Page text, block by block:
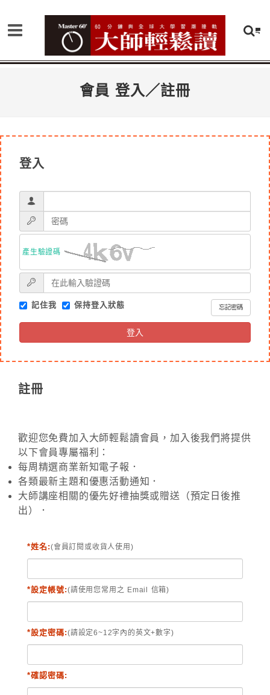
會員 登入／註冊
登入
產生驗證碼
記住我 保持登入狀態 忘記密碼
登入
註冊
歡迎您免費加入大師輕鬆讀會員，加入後我們將提供
以下會員專屬福利：
每周精選商業新知電子報．
各類最新主題和優惠活動通知．
大師講座相關的優先好禮抽獎或贈送（預定日後推
出）．
*姓名:(會員訂閱或收貨人使用)
*設定帳號:(請使用您常用之 Email 信箱)
*設定密碼:(請設定6~12字內的英文+數字)
*確認密碼: